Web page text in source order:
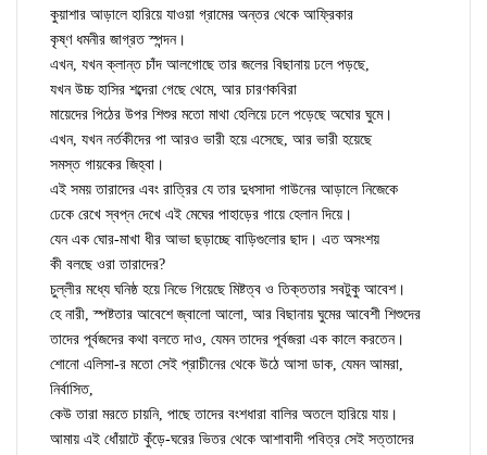
কুয়াশার আড়ালে হারিয়ে যাওয়া গ্রামের অন্তর থেকে আফ্রিকার
কৃষ্ণ ধমনীর জাগ্রত স্পন্দন।
এখন, যখন ক্লান্ত চাঁদ আলগোছে তার জলের বিছানায় ঢলে পড়ছে,
যখন উচ্চ হাসির শব্দেরা গেছে থেমে, আর চারণকবিরা
মায়েদের পিঠের উপর শিশুর মতো মাথা হেলিয়ে ঢলে পড়েছে অঘোর ঘুমে।
এখন, যখন নর্তকীদের পা আরও ভারী হয়ে এসেছে, আর ভারী হয়েছে
সমস্ত গায়কের জিহ্বা।
এই সময় তারাদের এবং রাত্রির যে তার দুধসাদা গাউনের আড়ালে নিজেকে
ঢেকে রেখে স্বপ্ন দেখে এই মেঘের পাহাড়ের গায়ে হেলান দিয়ে।
যেন এক ঘোর-মাখা ধীর আভা ছড়াচ্ছে বাড়িগুলোর ছাদ। এত অসংশয়
কী বলছে ওরা তারাদের?
চুল্লীর মধ্যে ঘনিষ্ঠ হয়ে নিভে গিয়েছে মিষ্টত্ব ও তিক্ততার সবটুকু আবেশ।
হে নারী, স্পষ্টতার আবেশে জ্বালো আলো, আর বিছানায় ঘুমের আবেশী শিশুদের
তাদের পূর্বজদের কথা বলতে দাও, যেমন তাদের পূর্বজরা এক কালে করতেন।
শোনো এলিসা-র মতো সেই প্রাচীনের থেকে উঠে আসা ডাক, যেমন আমরা,
নির্বাসিত,
কেউ তারা মরতে চায়নি, পাছে তাদের বংশধারা বালির অতলে হারিয়ে যায়।
আমায় এই ধোঁয়াটে কুঁড়ে-ঘরের ভিতর থেকে আশাবাদী পবিত্র সেই সত্তাদের